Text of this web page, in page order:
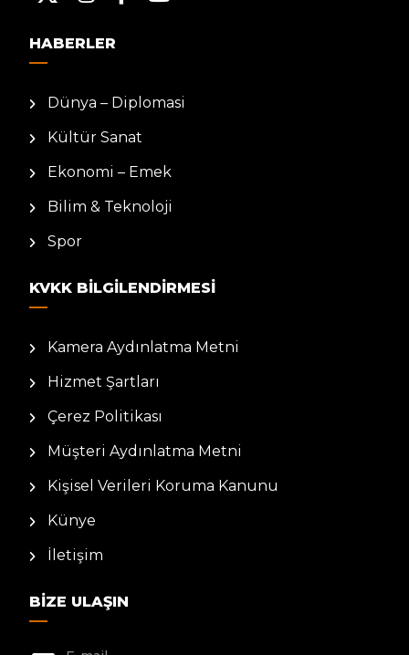
HABERLER
Dünya – Diplomasi
Kültür Sanat
Ekonomi – Emek
Bilim & Teknoloji
Spor
KVKK BILGILENDIRMESI
Kamera Aydınlatma Metni
Hizmet Şartları
Çerez Politikası
Müşteri Aydınlatma Metni
Kişisel Verileri Koruma Kanunu
Künye
İletişim
BIZE ULAŞIN